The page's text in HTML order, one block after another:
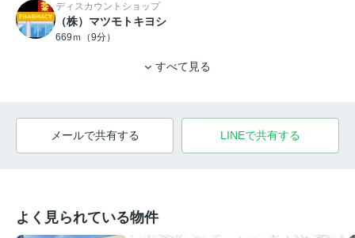
ディスカウントショップ
（株）マツモトキヨシ
669ｍ（9分）
すべて見る
メールで共有する LINEで共有する
よく見られている物件